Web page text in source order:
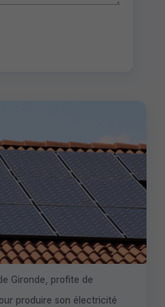
Gironde, profite de
produire son électricité